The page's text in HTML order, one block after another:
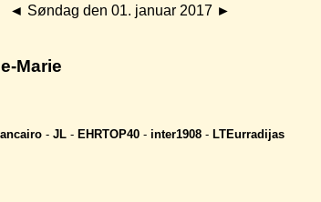
◄ Søndag den 01. januar 2017 ►
Marie
- JL - EHRTOP40 - inter1908 - LTEurradijas